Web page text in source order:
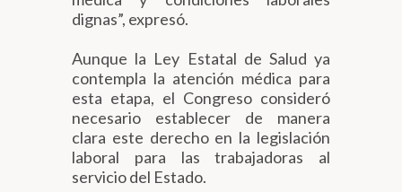
dignas”, expresó.
Aunque la Ley Estatal de Salud ya
contempla la atención médica para
esta etapa, el Congreso consideró
necesario establecer de manera
clara este derecho en la legislación
laboral para las trabajadoras al
servicio del Estado.